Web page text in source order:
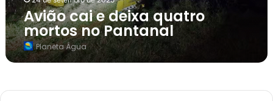
x
a
q
u
a
t
r
o
Avião cai e deixa quatro
mortos no Pantanal
Planeta Água